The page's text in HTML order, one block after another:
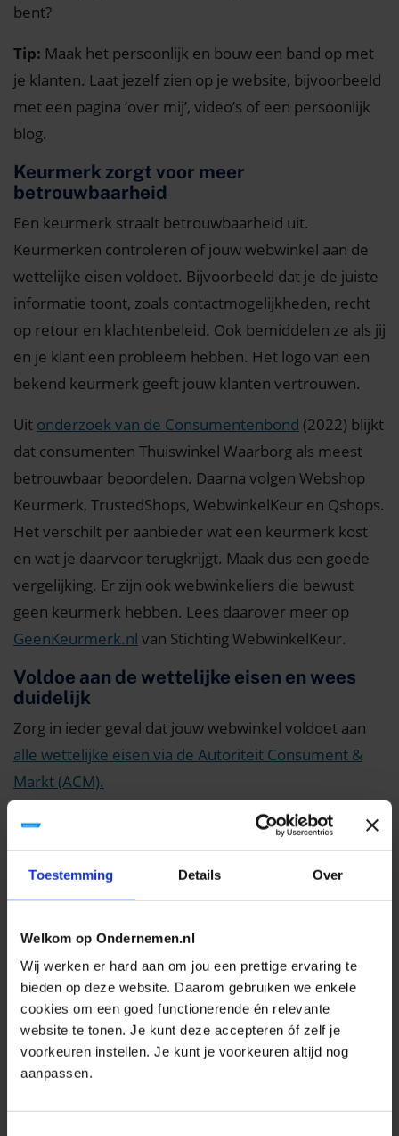
Toestemming Details Over
Welkom op Ondernemen.nl
Wij werken er hard aan om jou een prettige ervaring te
bieden op deze website. Daarom gebruiken we enkele
cookies om een goed functionerende én relevante
website te tonen. Je kunt deze accepteren óf zelf je
voorkeuren instellen. Je kunt je voorkeuren altijd nog
aanpassen.
bent?
Tip: Maak het persoonlijk en bouw een band op met
je klanten. Laat jezelf zien op je website, bijvoorbeeld
met een pagina ‘over mij’, video’s of een persoonlijk
blog.
Keurmerk zorgt voor meer
betrouwbaarheid
Een keurmerk straalt betrouwbaarheid uit.
Keurmerken controleren of jouw webwinkel aan de
wettelijke eisen voldoet. Bijvoorbeeld dat je de juiste
informatie toont, zoals contactmogelijkheden, recht
op retour en klachtenbeleid. Ook bemiddelen ze als jij
en je klant een probleem hebben. Het logo van een
bekend keurmerk geeft jouw klanten vertrouwen.
Uit onderzoek van de Consumentenbond (2022) blijkt
dat consumenten Thuiswinkel Waarborg als meest
betrouwbaar beoordelen. Daarna volgen Webshop
Keurmerk, TrustedShops, WebwinkelKeur en Qshops.
Het verschilt per aanbieder wat een keurmerk kost
en wat je daarvoor terugkrijgt. Maak dus een goede
vergelijking. Er zijn ook webwinkeliers die bewust
geen keurmerk hebben. Lees daarover meer op
GeenKeurmerk.nl van Stichting WebwinkelKeur.
Voldoe aan de wettelijke eisen en wees
duidelijk
Zorg in ieder geval dat jouw webwinkel voldoet aan
alle wettelijke eisen via de Autoriteit Consument &
Markt (ACM).
Blijf ook op de hoogte van nieuwe regels. Op
deze website van de Kamer van Koophandel (KVK)
klanten. Vermeld in algemene voorwaarden de
rechten en plichten die jij en je klant hebben. Zo staat
er in algemene voorwaarden hoe jij omgaat met
bedenktijd, garantie, betaalverplichting en klachten.
Op deze websitekun je gratis Algemene
Voorwaarden voor webwinkels downloaden.
Tip:vermeld de voorwaarden ook op andere plekken